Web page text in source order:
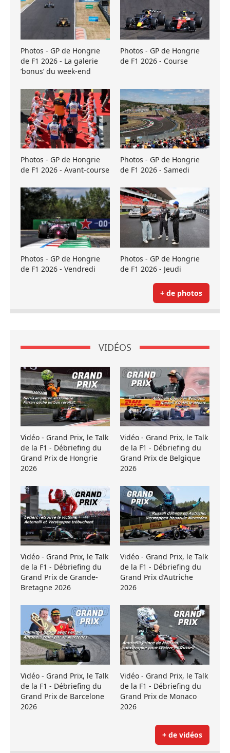
Photos - GP de Hongrie
de F1 2026 - La galerie
’bonus’ du week-end
Photos - GP de Hongrie
de F1 2026 - Course
Photos - GP de Hongrie
de F1 2026 - Avant-course
Photos - GP de Hongrie
de F1 2026 - Samedi
Photos - GP de Hongrie
de F1 2026 - Vendredi
Photos - GP de Hongrie
de F1 2026 - Jeudi
+ de photos
VIDÉOS
Vidéo - Grand Prix, le Talk
de la F1 - Débriefing du
Grand Prix de Hongrie
2026
Vidéo - Grand Prix, le Talk
de la F1 - Débriefing du
Grand Prix de Belgique
2026
Vidéo - Grand Prix, le Talk
de la F1 - Débriefing du
Grand Prix de Grande-
Bretagne 2026
Vidéo - Grand Prix, le Talk
de la F1 - Débriefing du
Grand Prix d’Autriche
2026
Vidéo - Grand Prix, le Talk
de la F1 - Débriefing du
Grand Prix de Barcelone
2026
Vidéo - Grand Prix, le Talk
de la F1 - Débriefing du
Grand Prix de Monaco
2026
+ de vidéos